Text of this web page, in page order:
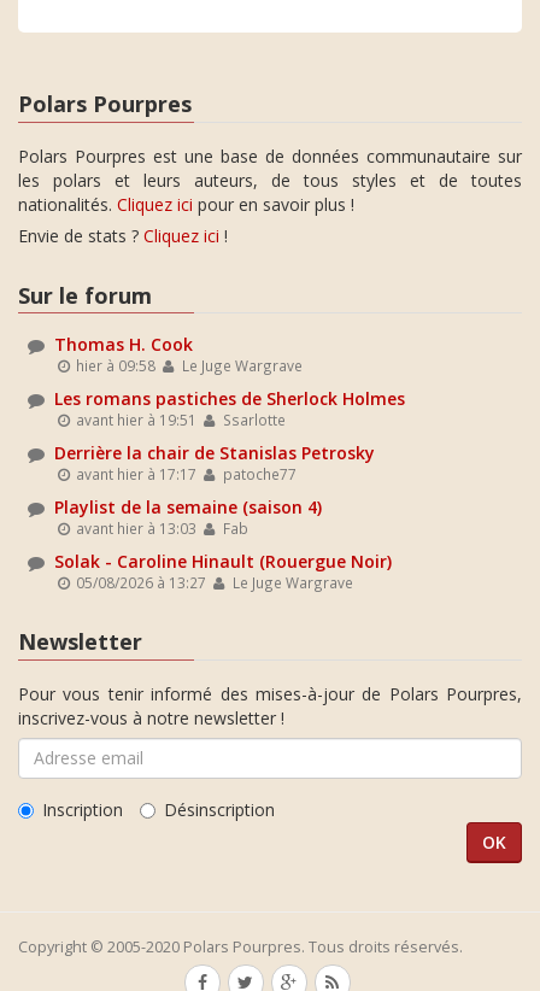
Polars Pourpres
Polars Pourpres est une base de données communautaire sur
les polars et leurs auteurs, de tous styles et de toutes
nationalités. Cliquez ici pour en savoir plus !
Envie de stats ? Cliquez ici !
Sur le forum
Thomas H. Cook
hier à 09:58 Le Juge Wargrave
Les romans pastiches de Sherlock Holmes
avant hier à 19:51 Ssarlotte
Derrière la chair de Stanislas Petrosky
avant hier à 17:17 patoche77
Playlist de la semaine (saison 4)
avant hier à 13:03 Fab
Solak - Caroline Hinault (Rouergue Noir)
05/08/2026 à 13:27 Le Juge Wargrave
Newsletter
Pour vous tenir informé des mises-à-jour de Polars Pourpres,
inscrivez-vous à notre newsletter !
Inscription Désinscription
Copyright © 2005-2020 Polars Pourpres. Tous droits réservés.